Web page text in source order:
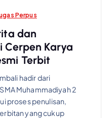
Perpus
dan
Cerpen Karya
Terbit
hadir dari
Muhammadiyah 2
proses penulisan,
yang cukup